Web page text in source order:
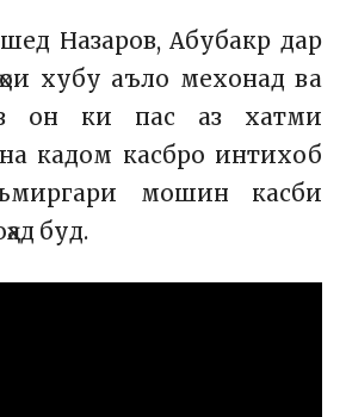
Назаров, Абубакр дар
хубу аъло мехонад ва
он ки пас аз хатми
кадом касбро интихоб
мошин касби
буд.